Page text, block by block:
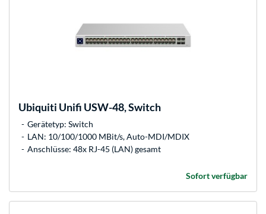
Ubiquiti Unifi USW-48, Switch
Gerätetyp: Switch
LAN: 10/100/1000 MBit/s, Auto-MDI/MDIX
Anschlüsse: 48x RJ-45 (LAN) gesamt
Sofort verfügbar